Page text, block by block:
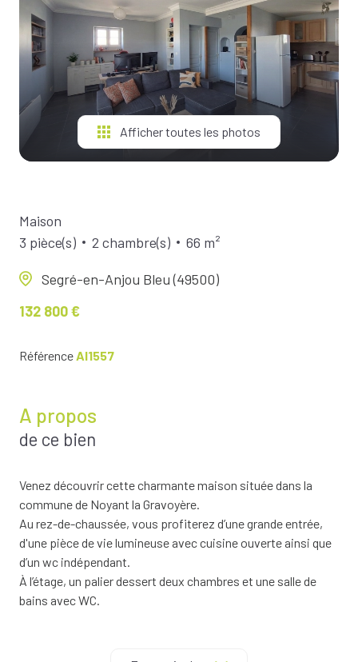
ESTIMEZ
VOTRE
BIEN
NOTRE
ÉQUIPE
Afficher toutes les photos
Maison
3 pièce(s)
2 chambre(s) 66 m²
Segré-en-Anjou Bleu (49500)
132 800 €
Référence AI1557
A propos
de ce bien
Venez découvrir cette charmante maison située dans la
commune de Noyant la Gravoyère.
Au rez-de-chaussée, vous profiterez d’une grande entrée,
d'une pièce de vie lumineuse avec cuisine ouverte ainsi que
d’un wc indépendant.
À l’étage, un palier dessert deux chambres et une salle de
bains avec WC.